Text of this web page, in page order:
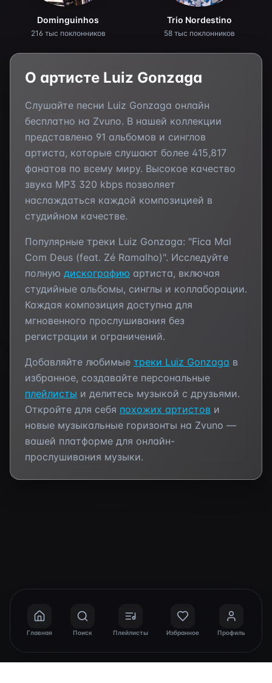
Dominguinhos
216 тыс поклонников
Trio Nordestino
58 тыс поклонников
О артисте Luiz Gonzaga
Слушайте песни Luiz Gonzaga онлайн
бесплатно на Zvuno. В нашей коллекции
представлено 91 альбомов и синглов
артиста, которые слушают более 415,817
фанатов по всему миру. Высокое качество
звука MP3 320 kbps позволяет
наслаждаться каждой композицией в
студийном качестве.
Популярные треки Luiz Gonzaga: "Fica Mal
Com Deus (feat. Zé Ramalho)". Исследуйте
полную дискографию артиста, включая
студийные альбомы, синглы и коллаборации.
Каждая композиция доступна для
мгновенного прослушивания без
регистрации и ограничений.
Добавляйте любимые треки Luiz Gonzaga в
избранное, создавайте персональные
плейлисты и делитесь музыкой с друзьями.
Откройте для себя похожих артистов и
новые музыкальные горизонты на Zvuno —
вашей платформе для онлайн-
прослушивания музыки.
Главная Поиск Плейлисты Избранное Профиль